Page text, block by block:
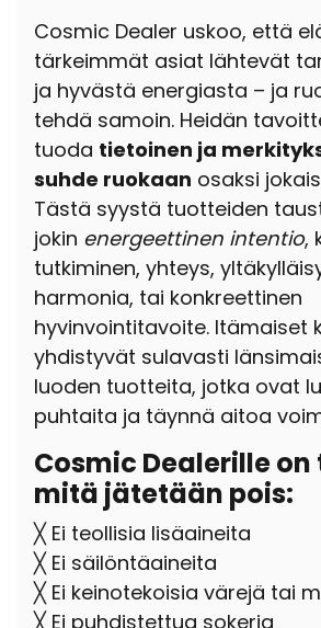
Cosmic Dealer uskoo, että
tärkeimmät asiat lähtevät
ja hyvästä energiasta – ja
tehdä samoin. Heidän
tuoda tietoinen ja
suhde ruokaan osaksi
Tästä syystä tuotteiden
jokin energeettinen intentio,
tutkiminen, yhteys,
harmonia, tai konkreettinen
hyvinvointitavoite. Itämaiset
yhdistyvät sulavasti
luoden tuotteita, jotka ovat
puhtaita ja täynnä aitoa
Cosmic Dealerille
mitä jätetään pois:
╳ Ei teollisia lisäaineita
╳ Ei säilöntäaineita
╳ Ei keinotekoisia värejä tai
╳ Ei puhdistettua sokeria